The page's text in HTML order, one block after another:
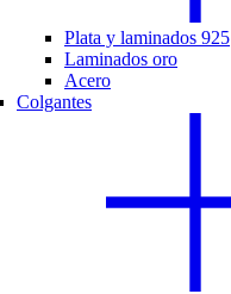
Plata y laminados 925
Laminados oro
Acero
Colgantes